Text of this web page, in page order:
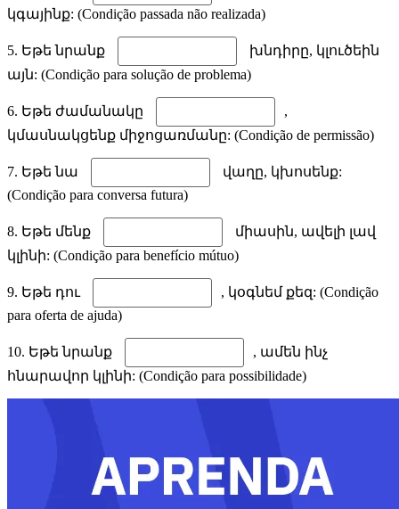
կգայինք: (Condição passada não realizada)
5. Եթե նրանք
խնդիրը, կլուծեին
այն: (Condição para solução de problema)
6. Եթե ժամանակը
,
կմասնակցենք միջոցառմանը: (Condição de permissão)
7. Եթե նա
վաղը, կխոսենք:
(Condição para conversa futura)
8. Եթե մենք
միասին, ավելի լավ
կլինի: (Condição para benefício mútuo)
9. Եթե դու
, կօգնեմ քեզ: (Condição
para oferta de ajuda)
10. Եթե նրանք
, ամեն ինչ
հնարավոր կլինի: (Condição para possibilidade)